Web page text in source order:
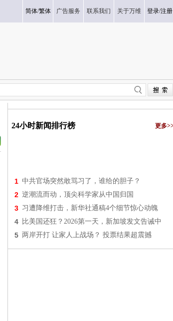
简体/繁体 广告服务 联系我们 关于万维 登录/注册
24小时新闻排行榜 更多
1 中共官场突然敢骂习了，谁给的胆子？
2 逆潮流而动，顶尖科学家从中国归国
3 习遭降维打击，新华社通稿4个细节惊心动魄
4 比美国还狂？2026第一天，新加坡发文告诫中
5 两岸开打 让家人上战场？ 投票结果超震撼